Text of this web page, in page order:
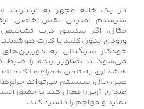
در یک خانه مجهز به اینترنت
سیستم امنیتی نقش خاصی
مثال، اگر سنسور درب
ورودی بدون کلید یا کارت هوشمند
خودکار سیگنالی به
می‌شود تا تصاویر زنده را ضبط
هشداری به تلفن همراه مالک
عین حال، سیستم می‌تواند چراغ‌ها
صدای آژیر را فعال کند تا حضور
نماید و مهاجم را دلسرد کند.